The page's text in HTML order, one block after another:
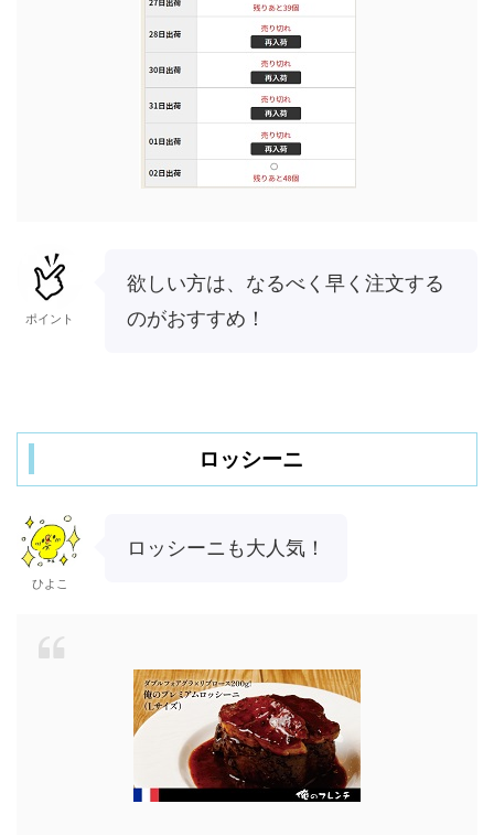
ポイント
欲しい方は、なるべく早く注文する
のがおすすめ！
ロッシーニ
ひよこ
ロッシーニも大人気！